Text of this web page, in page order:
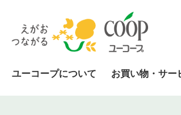
ユーコープについて お買い物・サー